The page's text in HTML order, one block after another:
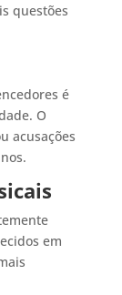
questões
é
O
acusações
em